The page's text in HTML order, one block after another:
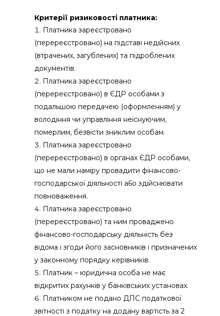
Критерії ризиковості платника:
Платника зареєстровано
(перереєстровано) на підставі недійсних
(втрачених, загублених) та підроблених
документів.
Платника зареєстровано
(перереєстровано) в ЄДР особами з
подальшою передачею (оформленням) у
володіння чи управління неіснуючим,
померлим, безвісти зниклим особам.
Платника зареєстровано
(перереєстровано) в органах ЄДР особами,
що не мали наміру провадити фінансово-
господарської діяльності a6o здійснювати
повноваження.
Платника зареєстровано
(перереєстровано) та ним проваджено
фінансово-господарську діяльність без
відома i згоди його засновників i призначених
у законному порядку керівників.
Платник – юридична особа не має
відкритих рахунків у банківських установах.
Платником не подано ДПС податкової
звітності з податку на додану вартість за 2